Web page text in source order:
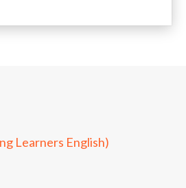
Learners English)